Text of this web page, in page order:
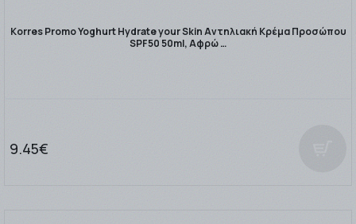
Korres Promo Yoghurt Hydrate your Skin Αντηλιακή Κρέμα Προσώπου
SPF50 50ml, Αφρώ …
9.45€